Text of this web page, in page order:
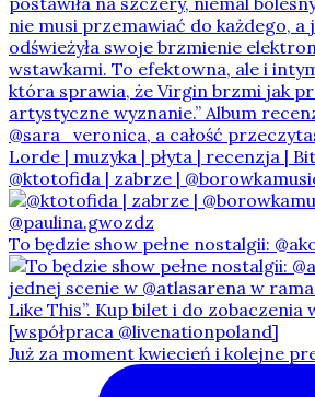
@ktotofida | zabrze |
To będzie show pełne nostalgii:
Już za moment kwiecień i kolejne